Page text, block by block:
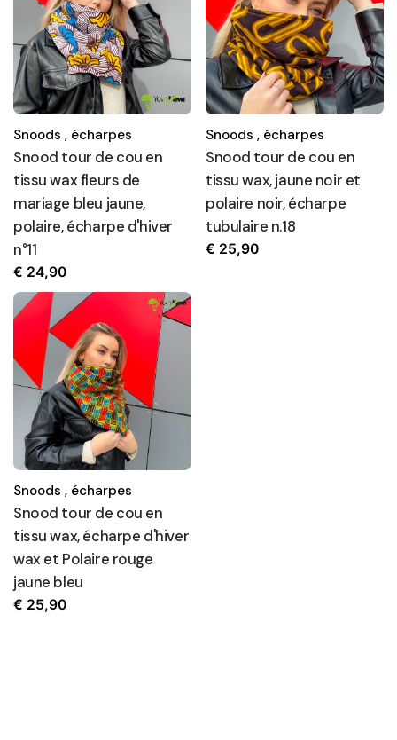
Snoods , écharpes
Snood tour de cou en
tissu wax fleurs de
mariage bleu jaune,
polaire, écharpe d'hiver
n°11
€ 24,90
Snoods , écharpes
Snood tour de cou en
tissu wax, jaune noir et
polaire noir, écharpe
tubulaire n.18
€ 25,90
Snoods , écharpes
Snood tour de cou en
tissu wax, écharpe d'hiver
wax et Polaire rouge
jaune bleu
€ 25,90